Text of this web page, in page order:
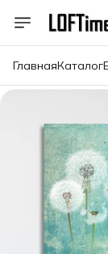
ГлавнаяКаталог